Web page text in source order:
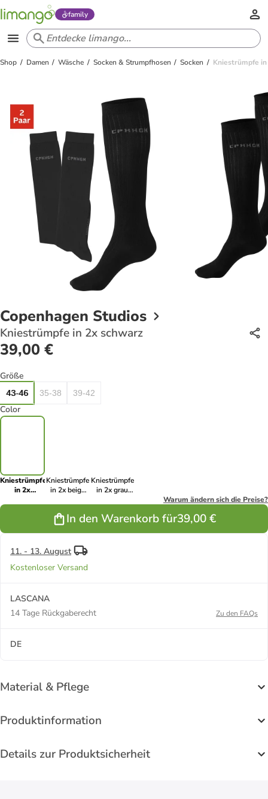
family
Shop Damen Wäsche Socken & Strumpfhosen Socken Kniestrümpfe
Copenhagen Studios
Kniestrümpfe in 2x schwarz
39,00 €
Größe
43-46 35-38 39-42
Color
Kniestrümpfe
in 2x
Kniestrümpfe
in 2x beige
Kniestrümpfe
in 2x grau
Warum ändern sich die Preise?
In den Warenkorb für39,00 €
11. - 13. August
Kostenloser Versand
LASCANA
14 Tage Rückgaberecht
Zu den FAQs
DE
Material & Pflege
Produktinformation
Details zur Produktsicherheit